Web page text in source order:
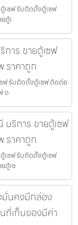
เซฟ รับติดตั้งตู้เซฟ
ตู้เ
การ ขายตู้เซฟ
ราคาถูก
ซฟ รับติดตั้งตู้เซฟ ติดต่อ
ต
บริการ ขายตู้เซฟ
ราคาถูก
เซฟ รับติดตั้งตู้เซฟ
ตู้เซ
นคงมีกล่อง
นที่เก็บของมีค่า